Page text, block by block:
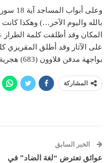
بالله واليوم الآخر…) وهكذا
المكان وقد أطلقت كلمة
على الآثار وقد أطلق المقريزي
بواجهة مدفن قلاوون (683) هجرية.
المشاركة
الخبر السابق
عوائق تعترض “لغة الضاد” في